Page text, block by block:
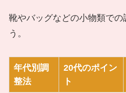
靴やバッグなどの小物類での
う。
年代別調
整法
20代のポイン
ト